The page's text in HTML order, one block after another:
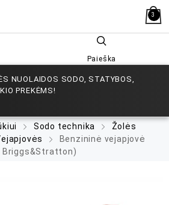
3
Paieška
NUOLAIDOS SODO, STATYBOS,
PREKĖMS!
Sodo technika
Žolės
Benzininė vejapjovė
Briggs&Stratton)